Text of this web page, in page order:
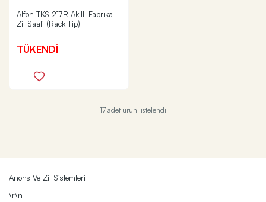
Alfon TKS-217R Akıllı Fabrika
Zil Saati (Rack Tip)
TÜKENDİ
17 adet ürün listelendi
Anons Ve Zil Sistemleri
\r\n